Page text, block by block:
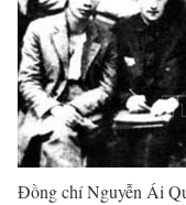
Đồng chí Nguyễn Ái